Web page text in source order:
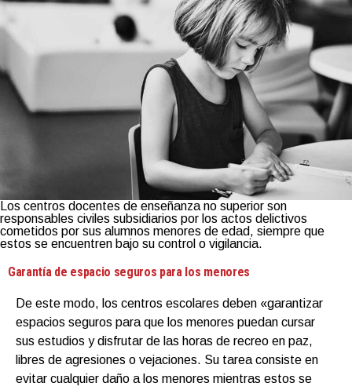
Los centros docentes de enseñanza no superior son
responsables civiles subsidiarios por los actos delictivos
cometidos por sus alumnos menores de edad, siempre que
estos se encuentren bajo su control o vigilancia.
Garantía de espacio seguros para los menores
De este modo, los centros escolares deben «garantizar
espacios seguros para que los menores puedan cursar
sus estudios y disfrutar de las horas de recreo en paz,
libres de agresiones o vejaciones. Su tarea consiste en
evitar cualquier daño a los menores mientras estos se